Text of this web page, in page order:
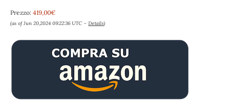
Prezzo: 419,00€
(as of Jun 20,2024 09:22:36 UTC – Details)